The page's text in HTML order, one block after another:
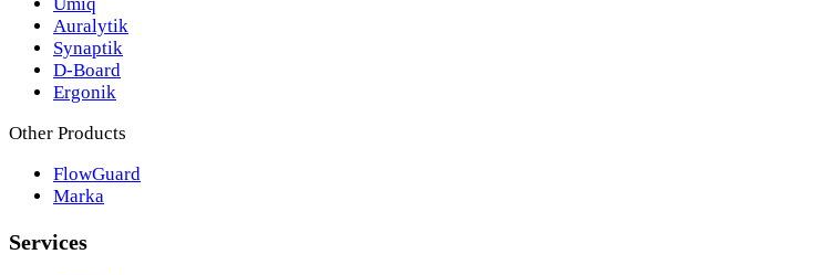
Auralytik
Synaptik
D-Board
Ergonik
Other Products
FlowGuard
Marka
Services